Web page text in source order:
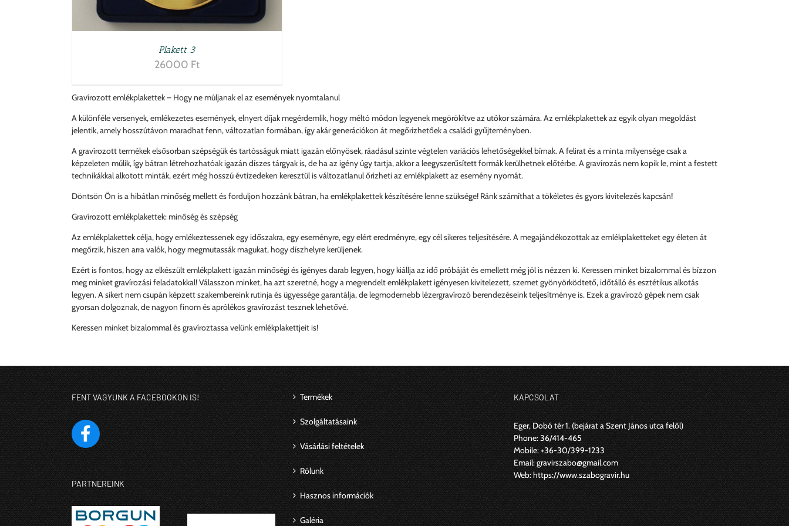
Plakett 3
26000 Ft
Gravírozott emlékplakettek – Hogy ne múljanak el az események nyomtalanul
A különféle versenyek, emlékezetes események, elnyert díjak megérdemlik, hogy méltó módon legyenek megörökítve az utókor számára. Az emlékplakettek az egyik olyan megoldást
jelentik, amely hosszútávon maradhat fenn, változatlan formában, így akár generációkon át megőrizhetőek a családi gyűjteményben.
A gravírozott termékek elsősorban szépségük és tartósságuk miatt igazán előnyösek, ráadásul szinte végtelen variációs lehetőségekkel bírnak. A felirat és a minta milyensége csak a
képzeleten múlik, így bátran létrehozhatóak igazán díszes tárgyak is, de ha az igény úgy tartja, akkor a leegyszerűsített formák kerülhetnek előtérbe. A gravírozás nem kopik le, mint a festett
technikákkal alkotott minták, ezért még hosszú évtizedeken keresztül is változatlanul őrizheti az emlékplakett az esemény nyomát.
Döntsön Ön is a hibátlan minőség mellett és forduljon hozzánk bátran, ha emlékplakettek készítésére lenne szüksége! Ránk számíthat a tökéletes és gyors kivitelezés kapcsán!
Gravírozott emlékplakettek: minőség és szépség
Az emlékplakettek célja, hogy emlékeztessenek egy időszakra, egy eseményre, egy elért eredményre, egy cél sikeres teljesítésére. A megajándékozottak az emlékplaketteket egy életen át
megőrzik, hiszen arra valók, hogy megmutassák magukat, hogy díszhelyre kerüljenek.
Ezért is fontos, hogy az elkészült emlékplakett igazán minőségi és igényes darab legyen, hogy kiállja az idő próbáját és emellett még jól is nézzen ki. Keressen minket bizalommal és bízzon
meg minket gravírozási feladatokkal! Válasszon minket, ha azt szeretné, hogy a megrendelt emlékplakett igényesen kivitelezett, szemet gyönyörködtető, időtálló és esztétikus alkotás
legyen. A sikert nem csupán képzett szakembereink rutinja és ügyessége garantálja, de legmodernebb lézergravírozó berendezéseink teljesítménye is. Ezek a gravírozó gépek nem csak
gyorsan dolgoznak, de nagyon finom és aprólékos gravírozást tesznek lehetővé.
Keressen minket bizalommal és gravíroztassa velünk emlékplakettjeit is!
FENT VAGYUNK A FACEBOOKON IS!
PARTNEREINK
Termékek
Szolgáltatásaink
Vásárlási feltételek
Rólunk
Hasznos információk
Galéria
KAPCSOLAT
Eger, Dobó tér 1.(bejárat a Szent János utca felől)
Phone:36/414-465
Mobile:+36-30/399-1233
Email:gravirszabo@gmail.com
Web:https://www.szabogravir.hu